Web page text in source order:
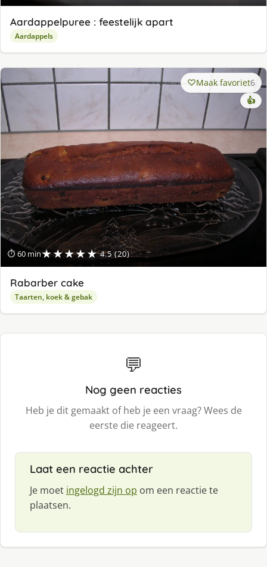
Aardappelpuree : feestelijk apart
Aardappels
⏱ 60 min★★★★★ 4.5 (20)
Maak favoriet6
👍
Rabarber cake
Taarten, koek & gebak
💬
Nog geen reacties
Heb je dit gemaakt of heb je een vraag? Wees de
eerste die reageert.
Laat een reactie achter
Je moet ingelogd zijn op om een reactie te
plaatsen.